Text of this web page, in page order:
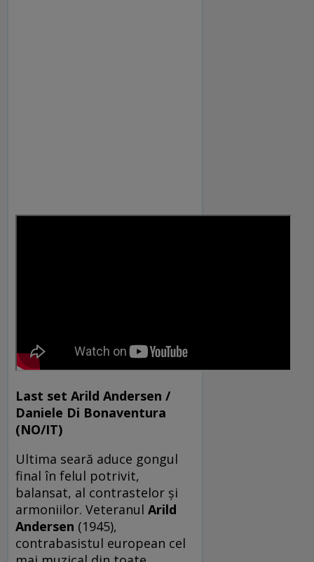
Last set Arild Andersen /
Daniele Di Bonaventura
(NO/IT)
Ultima seară aduce gongul
final în felul potrivit,
balansat, al contrastelor și
armoniilor. Veteranul Arild
Andersen (1945),
contrabasistul european cel